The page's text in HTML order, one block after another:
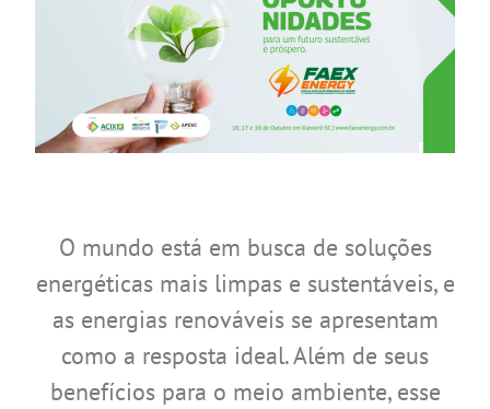
O mundo está em busca de soluções
energéticas mais limpas e sustentáveis, e
as energias renováveis ​​se apresentam
como a resposta ideal. Além de seus
benefícios para o meio ambiente, esse